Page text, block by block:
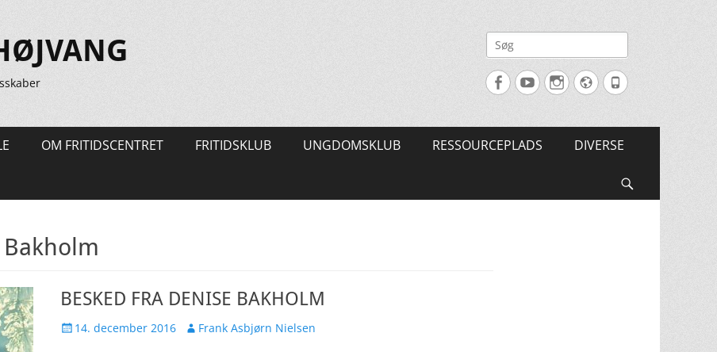
Søg
efter:
FacebookYouTubeInstagram
Website
Tlf.
OM FRITIDSCENTRET FRITIDSKLUB UNGDOMSKLUB RESSOURCEPLADS DIVERSE
BESKED FRA DENISE BAKHOLM
Udgivet
14. december 2016 Forfatter
Frank Asbjørn Nielsen